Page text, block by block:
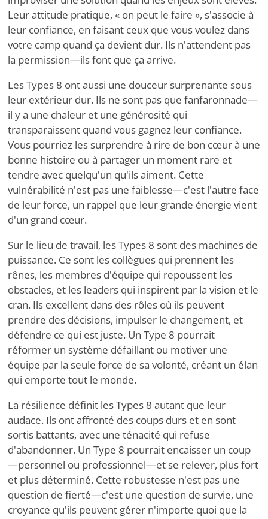
Leur attitude pratique, « on peut le faire », s'associe à
leur confiance, en faisant ceux que vous voulez dans
votre camp quand ça devient dur. Ils n'attendent pas
la permission—ils font que ça arrive.
Les Types 8 ont aussi une douceur surprenante sous
leur extérieur dur. Ils ne sont pas que fanfaronnade—
il y a une chaleur et une générosité qui
transparaissent quand vous gagnez leur confiance.
Vous pourriez les surprendre à rire de bon cœur à une
bonne histoire ou à partager un moment rare et
tendre avec quelqu'un qu'ils aiment. Cette
vulnérabilité n'est pas une faiblesse—c'est l'autre face
de leur force, un rappel que leur grande énergie vient
d'un grand cœur.
Sur le lieu de travail, les Types 8 sont des machines de
puissance. Ce sont les collègues qui prennent les
rênes, les membres d'équipe qui repoussent les
obstacles, et les leaders qui inspirent par la vision et le
cran. Ils excellent dans des rôles où ils peuvent
prendre des décisions, impulser le changement, et
défendre ce qui est juste. Un Type 8 pourrait
réformer un système défaillant ou motiver une
équipe par la seule force de sa volonté, créant un élan
qui emporte tout le monde.
La résilience définit les Types 8 autant que leur
audace. Ils ont affronté des coups durs et en sont
sortis battants, avec une ténacité qui refuse
d'abandonner. Un Type 8 pourrait encaisser un coup
—personnel ou professionnel—et se relever, plus fort
et plus déterminé. Cette robustesse n'est pas une
question de fierté—c'est une question de survie, une
croyance qu'ils peuvent gérer n'importe quoi que la